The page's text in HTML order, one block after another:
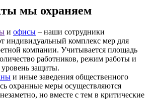
мы охраняем
и офисы – наши сотрудники
индивидуальный комплекс мер для
компании. Учитывается площадь
работников, режим работы и
защиты.
и иные заведения общественного
охранные меры осуществляются
но вместе с тем в критические